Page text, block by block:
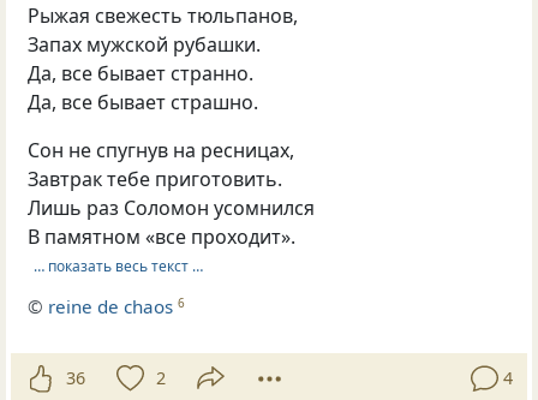
Рыжая свежесть тюльпанов,
Запах мужской рубашки.
Да, все бывает странно.
Да, все бывает страшно.
Сон не спугнув на ресницах,
Завтрак тебе приготовить.
Лишь раз Соломон усомнился
В памятном «все проходит».
… показать весь текст …
© reine de chaos 6
36 2 4